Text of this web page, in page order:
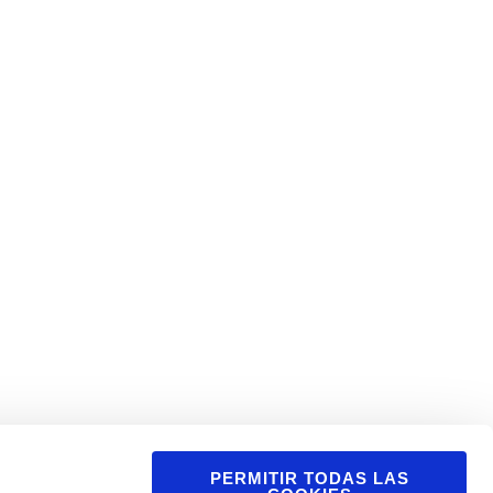
PERMITIR TODAS LAS